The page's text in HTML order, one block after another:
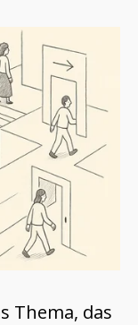
Thema, das